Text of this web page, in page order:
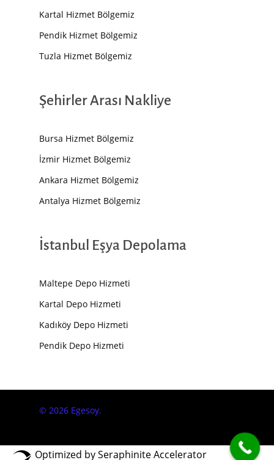
Kartal Hizmet Bölgemiz
Pendik Hizmet Bölgemiz
Tuzla Hizmet Bölgemiz
Şehirler Arası Nakliye
Bursa Hizmet Bölgemiz
İzmir Hizmet Bölgemiz
Ankara Hizmet Bölgemiz
Antalya Hizmet Bölgemiz
İstanbul Eşya Depolama
Maltepe Depo Hizmeti
Kartal Depo Hizmeti
Kadıköy Depo Hizmeti
Pendik Depo Hizmeti
© 2026 Egesoy.
Optimized by Seraphinite Accelerator